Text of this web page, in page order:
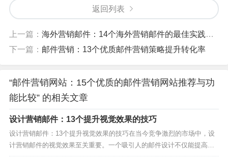
返回列表
上一篇： 海外营销邮件：14个海外营销邮件的最佳实践与文化差异应对
下一篇： 邮件营销：13个优质邮件营销策略提升转化率
“邮件营销网站：15个优质的邮件营销网站推荐与功
能比较” 的相关文章
设计营销邮件：13个提升视觉效果的技巧
设计营销邮件：13个提升视觉效果的技巧在当今竞争激烈的市场中，设
计营销邮件的视觉效果至关重要。一个吸引人的邮件设计不仅能提高打
开率，还能增强用户的参与度。本文将分享13个提升设计营销邮件视觉